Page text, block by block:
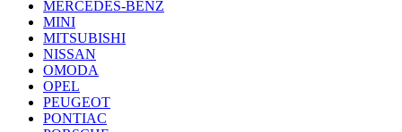
MERCEDES-BENZ
MINI
MITSUBISHI
NISSAN
OMODA
OPEL
PEUGEOT
PONTIAC